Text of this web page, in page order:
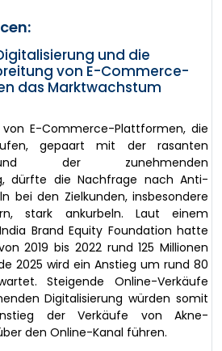
und die
von E-Commerce-
das Marktwachstum
E-Commerce-Plattformen, die
gepaart mit der rasanten
der zunehmenden
dürfte die Nachfrage nach Anti-
bei den Zielkunden, insbesondere
stark ankurbeln. Laut einem
Brand Equity Foundation hatte
2019 bis 2022 rund 125 Millionen
2025 wird ein Anstieg um rund 80
Steigende Online-Verkäufe
Digitalisierung würden somit
der Verkäufe von Akne-
den Online-Kanal führen.